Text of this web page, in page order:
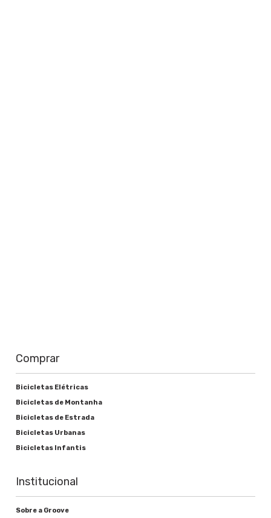
Comprar
Bicicletas Elétricas
Bicicletas de Montanha
Bicicletas de Estrada
Bicicletas Urbanas
Bicicletas Infantis
Institucional
Sobre a Groove